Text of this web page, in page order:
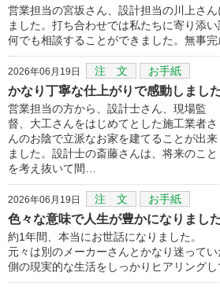
営業担当の宮坂さん、設計担当の川上さ
ました。打ち合わせでは私たちに寄り添い
何でも相談することができました。無事完
2026年06月19日 注 文 お手紙
かなり丁寧な仕上がりで感動しまし
営業担当の方から、設計士さん、現場監
督、大工さんをはじめてとした施工業者さ
んのお陰で立派なお家を建てることが出来
ました。設計士の斎藤さんは、将来のこと
を考え抜いて間…
2026年06月19日 注 文 お手紙
色々な意味で人生が豊かになりまし
約1年間、本当にお世話になりました。
元々は別のメーカーさんとかなり迷って
側の現実的な生活をしっかりヒアリング